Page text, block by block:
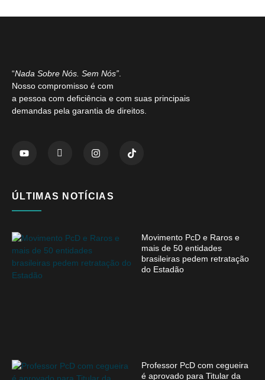
“Nada Sobre Nós. Sem Nós”
Nosso compromisso é com
a pessoa com deficiência e com suas principais
demandas pela garantia de direitos.
ÚLTIMAS NOTÍCIAS
Movimento PcD e Raros e
mais de 50 entidades
brasileiras pedem retratação
do Estadão
Professor PcD com cegueira
é aprovado para Titular da